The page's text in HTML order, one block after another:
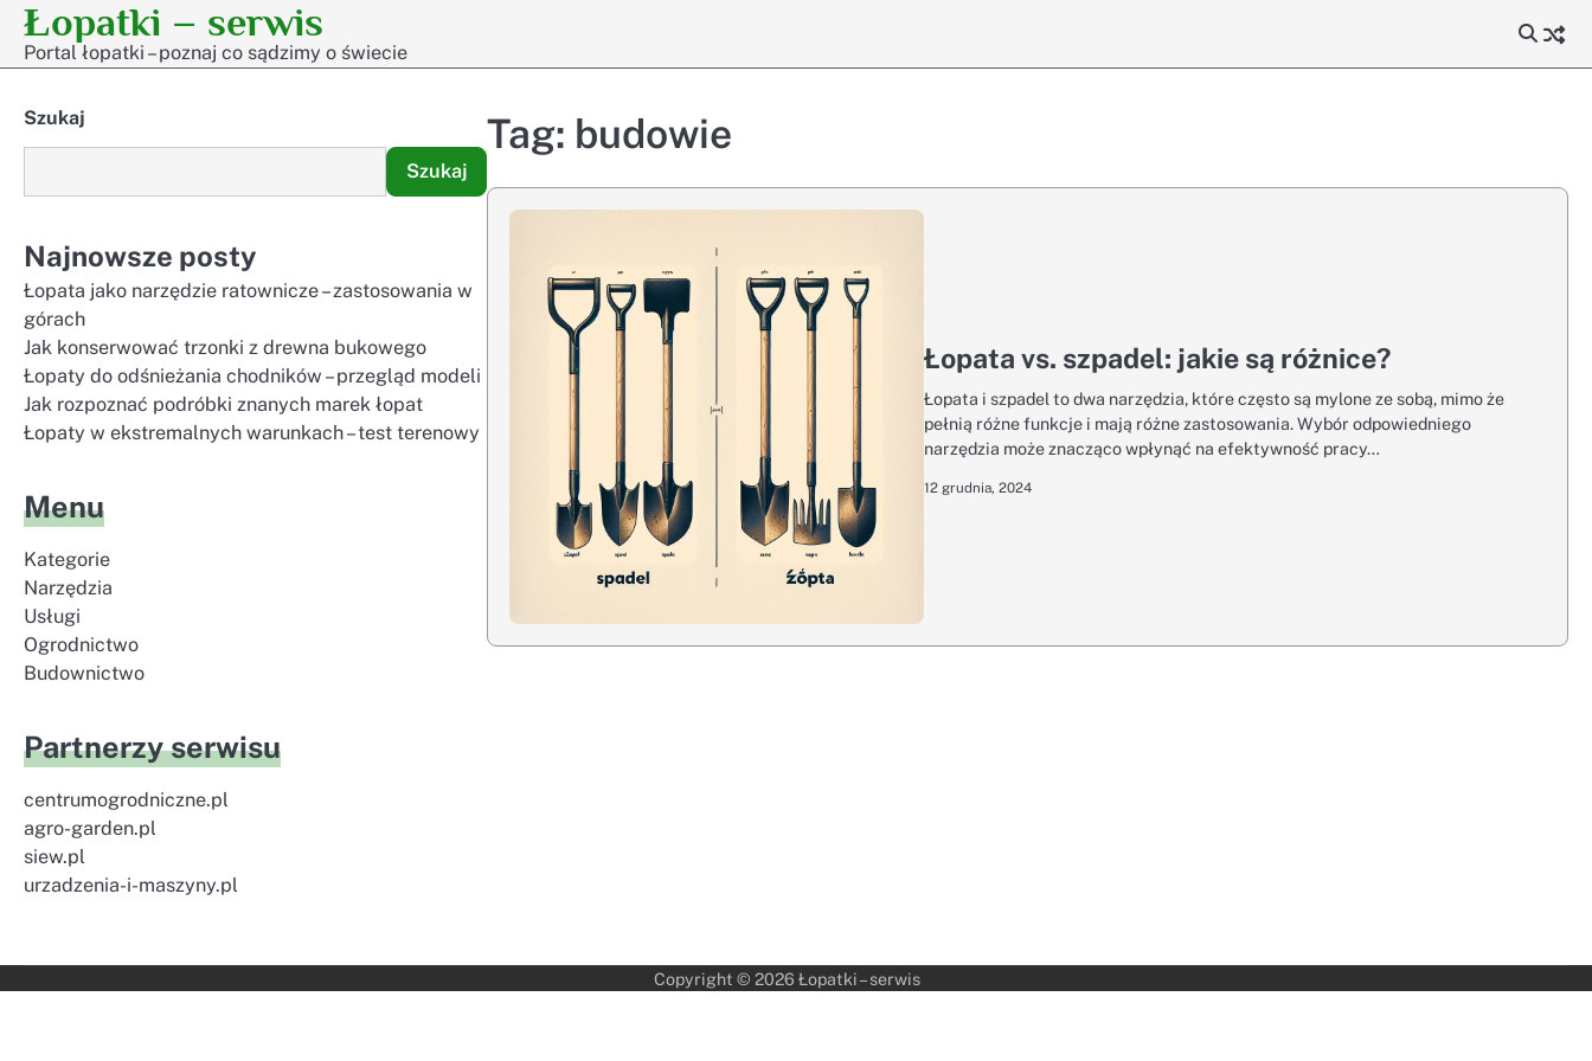
Skip
content
Łopatki – serwis
Portal łopatki – poznaj co sądzimy o świecie
Tag: budowie
Łopata vs. szpadel: jakie są różnice?
Łopata i szpadel to dwa narzędzia, które często są mylone ze sobą, mimo że
pełnią różne funkcje i mają różne zastosowania. Wybór odpowiedniego
narzędzia może znacząco wpłynąć na efektywność pracy…
12 grudnia, 2024
Szukaj
Szukaj
Najnowsze posty
Łopata jako narzędzie ratownicze – zastosowania w
górach
Jak konserwować trzonki z drewna bukowego
Łopaty do odśnieżania chodników – przegląd modeli
Jak rozpoznać podróbki znanych marek łopat
Łopaty w ekstremalnych warunkach – test terenowy
Menu
Kategorie
Narzędzia
Usługi
Ogrodnictwo
Budownictwo
Partnerzy serwisu
centrumogrodniczne.pl
agro-garden.pl
siew.pl
urzadzenia-i-maszyny.pl
Copyright © 2026 Łopatki – serwis